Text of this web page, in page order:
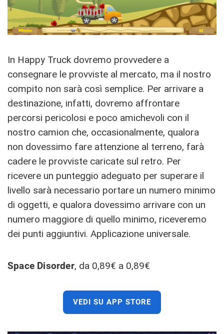
In Happy Truck dovremo provvedere a
consegnare le provviste al mercato, ma il nostro
compito non sarà così semplice. Per arrivare a
destinazione, infatti, dovremo affrontare
percorsi pericolosi e poco amichevoli con il
nostro camion che, occasionalmente, qualora
non dovessimo fare attenzione al terreno, farà
cadere le provviste caricate sul retro. Per
ricevere un punteggio adeguato per superare il
livello sarà necessario portare un numero minimo
di oggetti, e qualora dovessimo arrivare con un
numero maggiore di quello minimo, riceveremo
dei punti aggiuntivi. Applicazione universale.
Space Disorder, da 0,89€ a 0,89€
VEDI SU APP STORE